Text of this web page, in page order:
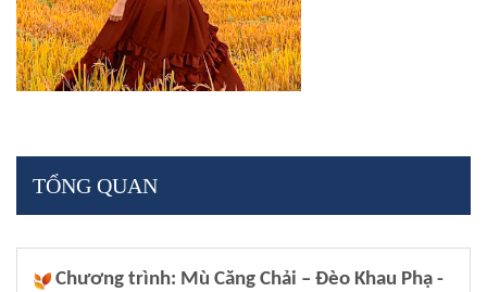
TỔNG QUAN
Chương trình: Mù Căng Chải – Đèo Khau Phạ -